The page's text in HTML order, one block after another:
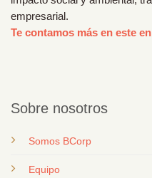
empresarial.
Te contamos más en este
Sobre nosotros
Somos BCorp
Equipo